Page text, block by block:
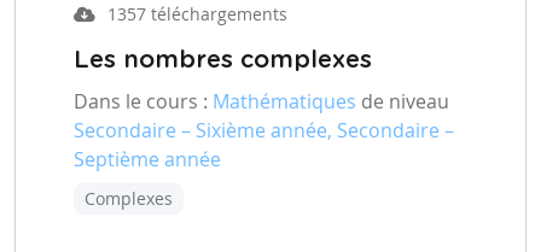
1357 téléchargements
Les nombres complexes
Dans le cours : Mathématiques de niveau
Secondaire – Sixième année, Secondaire –
Septième année
Complexes